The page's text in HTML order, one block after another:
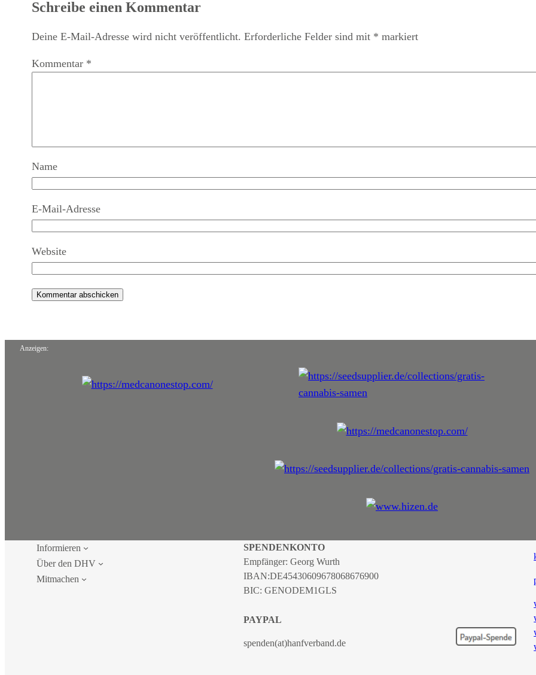
Schreibe einen Kommentar
Deine E-Mail-Adresse wird nicht veröffentlicht. Erforderliche Felder sind mit * markiert
Kommentar *
Name
E-Mail-Adresse
Website
Anzeigen:
Informieren
Über den DHV
Mitmachen
SPENDENKONTO
Empfänger: Georg Wurth
IBAN:DE45430609678068676900
BIC: GENODEM1GLS
PAYPAL
spenden(at)hanfverband.de